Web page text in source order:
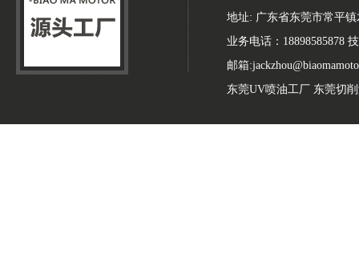
地址: 广东省东莞市常平
业务电话：18898585878
邮箱
东莞UV喷油工厂 东莞切